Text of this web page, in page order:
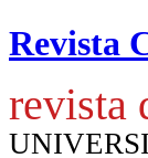
Revista
revista